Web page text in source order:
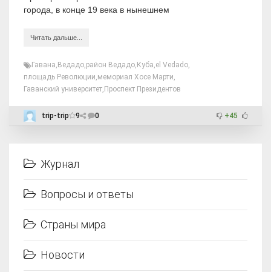
города, в конце 19 века в нынешнем
Читать дальше...
Гавана, Ведадо,район Ведадо, Куба,el Vedado,
площадь Революции,мемориал Хосе Марти,
Гаванский университет, Проспект Президентов
trip-trip 9 0 +45
Журнал
Вопросы и ответы
Страны мира
Новости